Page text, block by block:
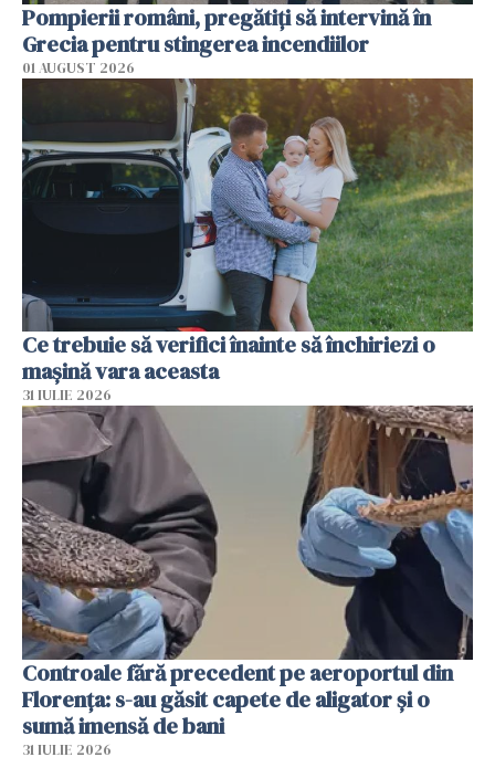
Pompierii români, pregătiţi să intervină în
Grecia pentru stingerea incendiilor
01 AUGUST 2026
Ce trebuie să verifici înainte să închiriezi o
mașină vara aceasta
31 IULIE 2026
Controale fără precedent pe aeroportul din
Florența: s-au găsit capete de aligator și o
sumă imensă de bani
31 IULIE 2026